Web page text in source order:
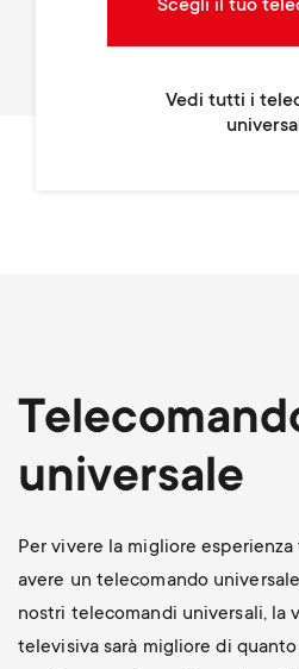
Scegli il tuo
Vedi tutti i
universale
Per vivere la migliore
avere un telecomando
nostri telecomandi universali, la
televisiva sarà migliore di